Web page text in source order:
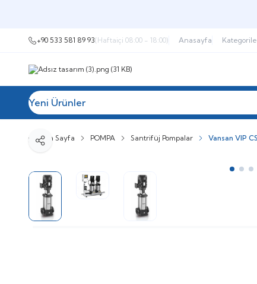
+90 533 581 89 93(Haftaiçi 08:00 - 18:00) Anasayfa
Yeni Ürünler
Ana Sayfa POMPA Santrifüj Pompalar Vansan VIP
Paylaş